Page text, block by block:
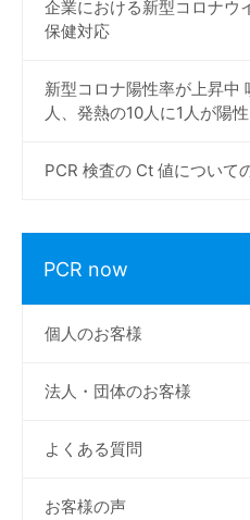
企業における新型コロナウ
保健対応
新型コロナ陽性率が上昇中
人、発熱の10人に1人が陽性
PCR 検査の Ct 値について
PCR now
個人のお客様
法人・団体のお客様
よくある質問
お客様の声